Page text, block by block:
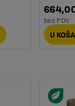
bez PDV
U